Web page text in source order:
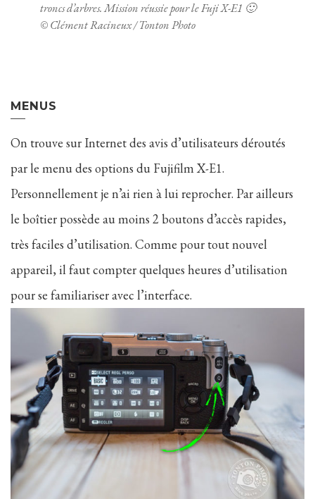
troncs d’arbres. Mission réussie pour le Fuji X-E1 🙂
© Clément Racineux / Tonton Photo
MENUS
On trouve sur Internet des avis d’utilisateurs déroutés
par le menu des options du Fujifilm X-E1.
Personnellement je n’ai rien à lui reprocher. Par ailleurs
le boîtier possède au moins 2 boutons d’accès rapides,
très faciles d’utilisation. Comme pour tout nouvel
appareil, il faut compter quelques heures d’utilisation
pour se familiariser avec l’interface.